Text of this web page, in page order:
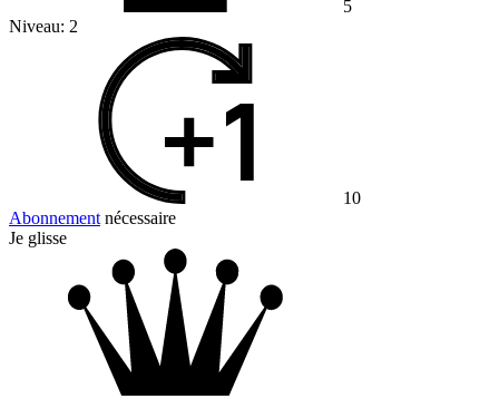
5
Niveau: 2
10
Abonnement nécessaire
Je glisse